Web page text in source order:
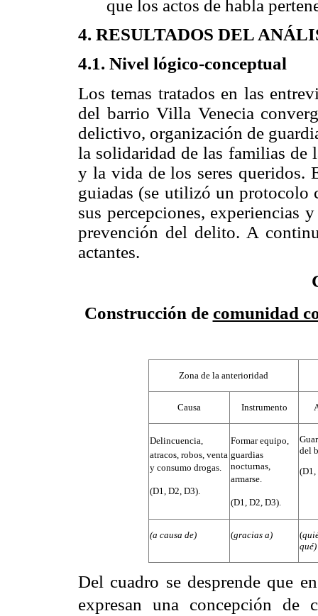
que los actos de habla
4. RESULTADOS DEL
4.1. Nivel lógico-conceptual
Los temas tratados en las
del barrio Villa Venecia
delictivo, organización de
la solidaridad de las familias de
y la vida de los seres queridos.
guiadas (se utilizó un protocolo
sus percepciones, experiencias
prevención del delito. A
actantes.
Construcción de comunidad
Zona de la anterioridad
Causa Instrumento
Delincuencia,
atracos, robos, venta
y consumo drogas.
(D1, D2, D3).
Formar equipo,
guardias
nocturnas,
armarse.
(D1, D2, D3).
del
(D1,
(a causa de) (gracias a) (
qué)
Del cuadro se desprende que
expresan una concepción de